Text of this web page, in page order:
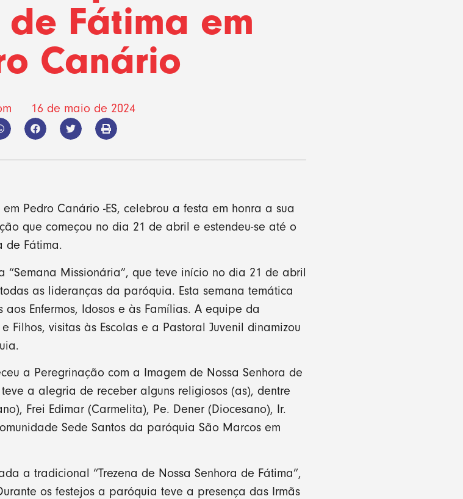
Fátima em
Canário
16 de maio de 2024
Pedro Canário -ES, celebrou a festa em honra a sua
que começou no dia 21 de abril e estendeu-se até o
de Fátima.
“Semana Missionária”, que teve início no dia 21 de abril
as lideranças da paróquia. Esta semana temática
Enfermos, Idosos e às Famílias. A equipe da
Filhos, visitas às Escolas e a Pastoral Juvenil dinamizou
a Peregrinação com a Imagem de Nossa Senhora de
a alegria de receber alguns religiosos (as), dentre
Frei Edimar (Carmelita), Pe. Dener (Diocesano), Ir.
Sede Santos da paróquia São Marcos em
a tradicional “Trezena de Nossa Senhora de Fátima”,
os festejos a paróquia teve a presença das Irmãs